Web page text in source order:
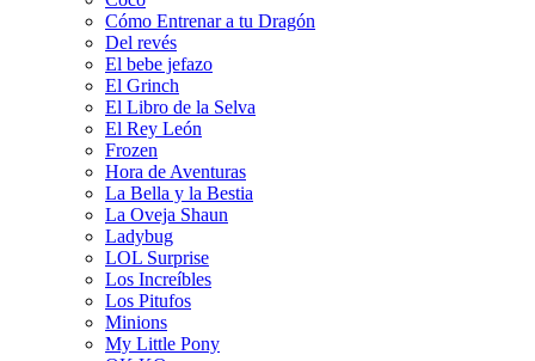
Cómo Entrenar a tu Dragón
Del revés
El bebe jefazo
El Grinch
El Libro de la Selva
El Rey León
Frozen
Hora de Aventuras
La Bella y la Bestia
La Oveja Shaun
Ladybug
LOL Surprise
Los Increíbles
Los Pitufos
Minions
My Little Pony